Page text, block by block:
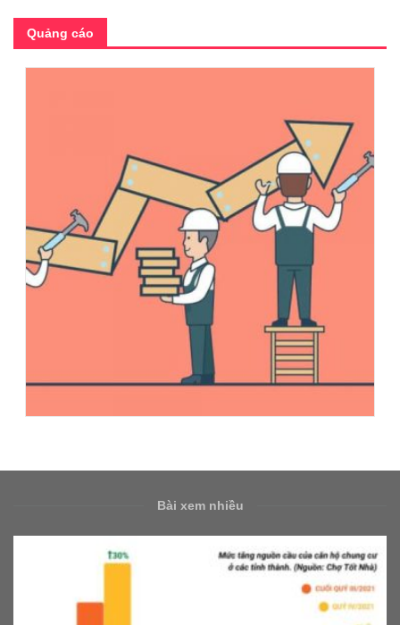
Quảng cáo
Bài xem nhiều